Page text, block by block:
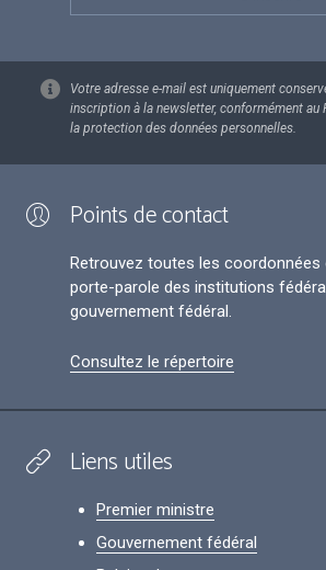
Votre adresse e-mail est uniquement
inscription à la newsletter, conformément au
la protection des données personnelles.
Points de contact
Retrouvez toutes les coordonnées
porte-parole des institutions
gouvernement fédéral.
Consultez le répertoire
Liens utiles
Premier ministre
Gouvernement fédéral